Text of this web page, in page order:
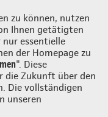
zu können, nutzen
Ihnen getätigten
essentielle
der Homepage zu
". Diese
die Zukunft über den
Die vollständigen
unseren
Login
Beratung &